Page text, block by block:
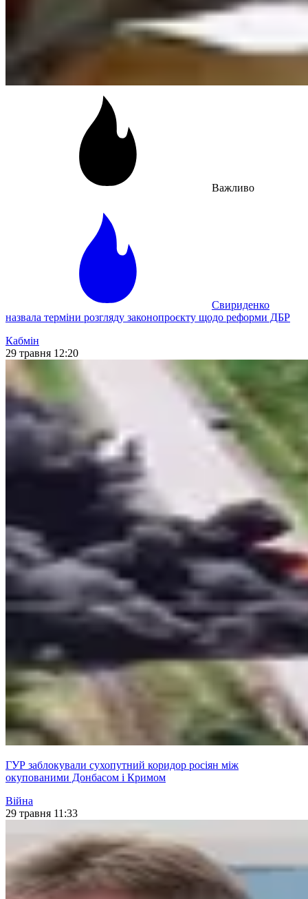
Важливо
Свириденко
назвала терміни розгляду законопроєкту щодо реформи ДБР
Кабмін
29 травня 12:20
ГУР заблокували сухопутний коридор росіян між
окупованими Донбасом і Кримом
Війна
29 травня 11:33